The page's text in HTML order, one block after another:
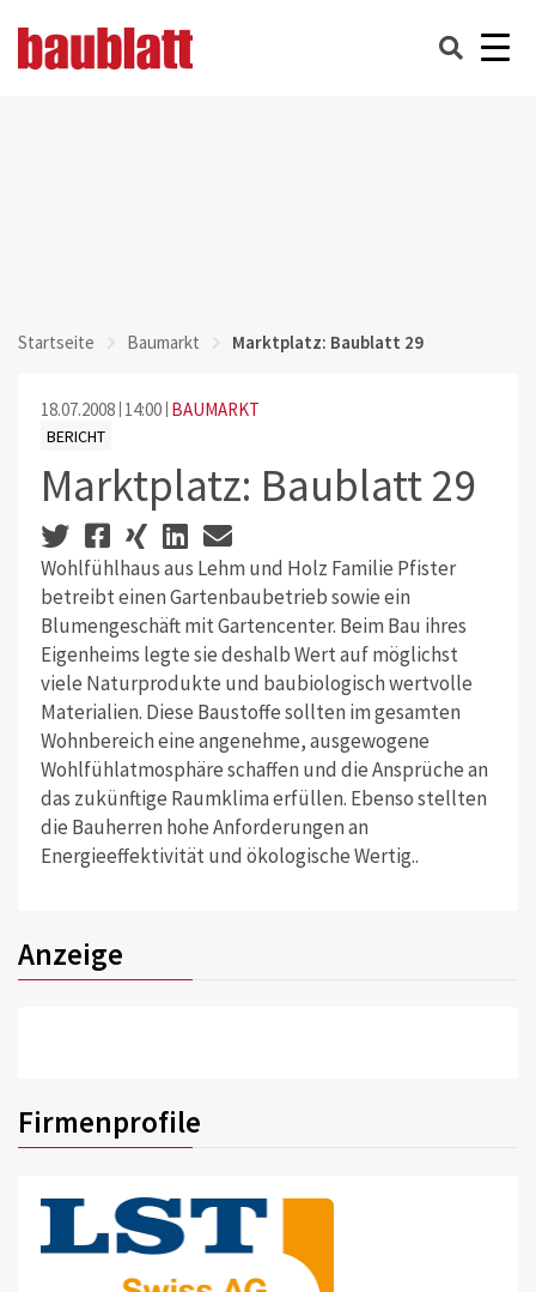
Startseite Baumarkt Marktplatz: Baublatt 29
18.07.2008 14:00 BAUMARKT
BERICHT
Marktplatz: Baublatt 29
Wohlfühlhaus aus Lehm und Holz Familie Pfister
betreibt einen Gartenbaubetrieb sowie ein
Blumengeschäft mit Gartencenter. Beim Bau ihres
Eigenheims legte sie deshalb Wert auf möglichst
viele Naturprodukte und baubiologisch wertvolle
Materialien. Diese Baustoffe sollten im gesamten
Wohnbereich eine angenehme, ausgewogene
Wohlfühlatmosphäre schaffen und die Ansprüche an
das zukünftige Raumklima erfüllen. Ebenso stellten
die Bauherren hohe Anforderungen an
Energieeffektivität und ökologische Wertig..
Anzeige
Firmenprofile